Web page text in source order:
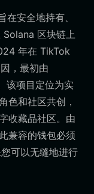
安全地持有、
区块链上
年在 TikTok
，最初由
该项目定位为实
色和社区共创，
收藏品社区。由
兼容的钱包必须
可以无缝地进行